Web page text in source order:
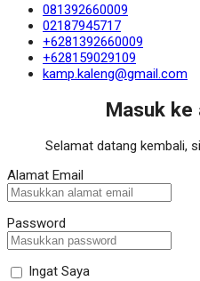
081392660009
02187945717
+6281392660009
+628159029109
kamp.kaleng@gmail.com
Masuk ke
Selamat datang kembali,
Alamat Email
Password
Ingat Saya